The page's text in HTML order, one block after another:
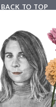
BACK TO TOP